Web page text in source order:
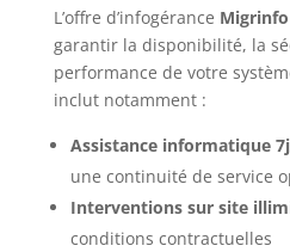
L’offre d’infogérance Migrinfo
garantir la disponibilité, la
performance de votre
inclut notamment :
Assistance informatique
une continuité de service
Interventions sur site
conditions contractuelles